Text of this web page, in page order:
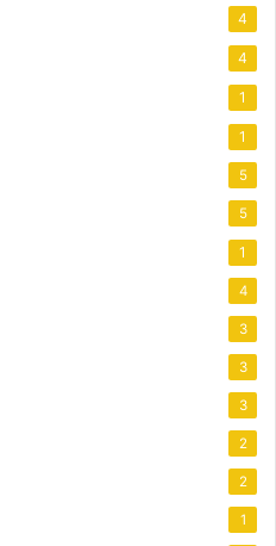
4
4
1
1
5
5
1
4
3
3
3
2
2
1